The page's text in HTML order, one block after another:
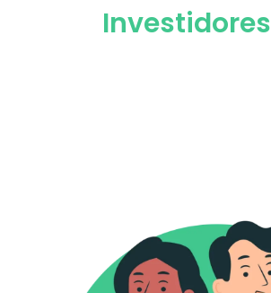
Investidores